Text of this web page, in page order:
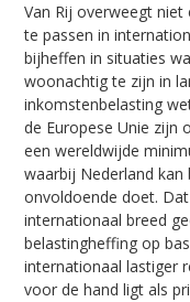
Van Rij overweegt
te passen in
bijheffen in situaties
woonachtig te zijn in
inkomstenbelasting
de Europese Unie zijn
een wereldwijde
waarbij Nederland
onvoldoende doet.
internationaal breed
belastingheffing op
internationaal lastiger
voor de hand ligt als